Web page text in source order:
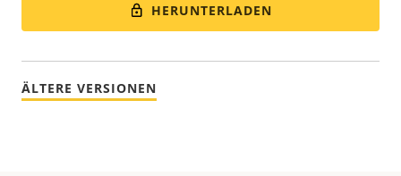
HERUNTERLADEN
ÄLTERE VERSIONEN